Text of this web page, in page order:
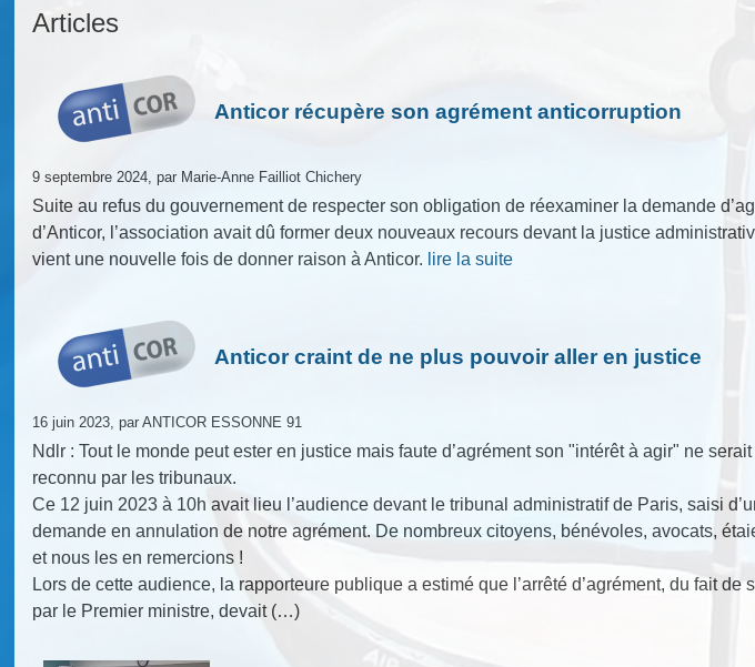
Articles
Anticor récupère son agrément anticorruption
9 septembre 2024, par Marie-Anne Failliot Chichery
Suite au refus du gouvernement de respecter son obligation de réexaminer la demande
d’Anticor, l’association avait dû former deux nouveaux recours devant la justice
vient une nouvelle fois de donner raison à Anticor. lire la suite
Anticor craint de ne plus pouvoir aller en justice
16 juin 2023, par ANTICOR ESSONNE 91
Ndlr : Tout le monde peut ester en justice mais faute d’agrément son "intérêt à agir" ne
reconnu par les tribunaux.
Ce 12 juin 2023 à 10h avait lieu l’audience devant le tribunal administratif de Paris, saisi
demande en annulation de notre agrément. De nombreux citoyens, bénévoles, avocats,
et nous les en remercions !
Lors de cette audience, la rapporteure publique a estimé que l’arrêté d’agrément, du fait de
par le Premier ministre, devait (…)